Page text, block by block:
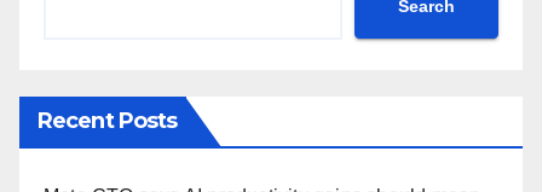
Search
Recent Posts